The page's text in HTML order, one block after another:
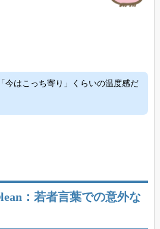
今はこっち寄り」くらいの温度感だ
：若者言葉での意外な